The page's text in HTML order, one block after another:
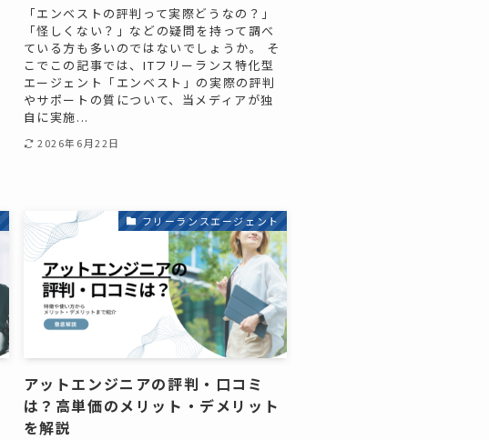
「エンベストの評判って実際どうなの？」
「怪しくない？」などの疑問を持って調べ
ている方も多いのではないでしょうか。 そ
こでこの記事では、ITフリーランス特化型
エージェント「エンベスト」の実際の評判
やサポートの質について、当メディアが独
自に実施...
2026年6月22日
フリーランスエージェント
アットエンジニアの評判・口コミ
は？高単価のメリット・デメリット
を解説